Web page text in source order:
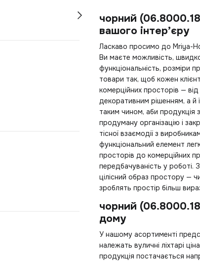
чорний
вашого інтер’єру
Ласкаво просимо до Mriya-
Ви маєте можливість,
функціональність, розміри
товари так, щоб кожен
комерційних просторів —
декоративним рішенням, а й
таким чином, аби продукція
продуману організацію і
тісної взаємодії з
функціональний елемент
просторів до комерційних
передбачуваність у роботі.
цілісний образ простору —
зроблять простір більш
чорний
дому
У нашому асортименті
належать вуличні ліхтарі ціна
продукція постачається